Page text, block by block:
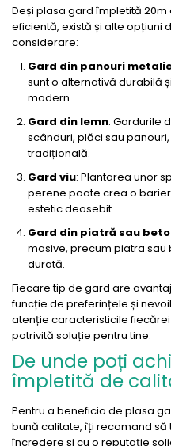
Deși plasa gard împletită
eficientă, există și alte opțiuni
considerare:
Gard din panouri
sunt o alternativă durabilă
modern.
Gard din lemn: Gardurile
scânduri, plăci sau
tradițională.
Gard viu: Plantarea unor
perene poate crea o
estetic deosebit.
Gard din piatră sau
masive, precum piatra sau
durată.
Fiecare tip de gard are
funcție de preferințele și
atenție caracteristicile
potrivită soluție pentru tine.
De unde poți
împletită de
Pentru a beneficia de plasa
bună calitate, îți recomand să
încredere și cu o reputație